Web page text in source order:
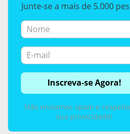
Junte-se a mais de 5.000
Não enviamos spam e
sua privacidade!